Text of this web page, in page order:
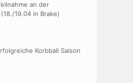
an der
19.04 in Brake)